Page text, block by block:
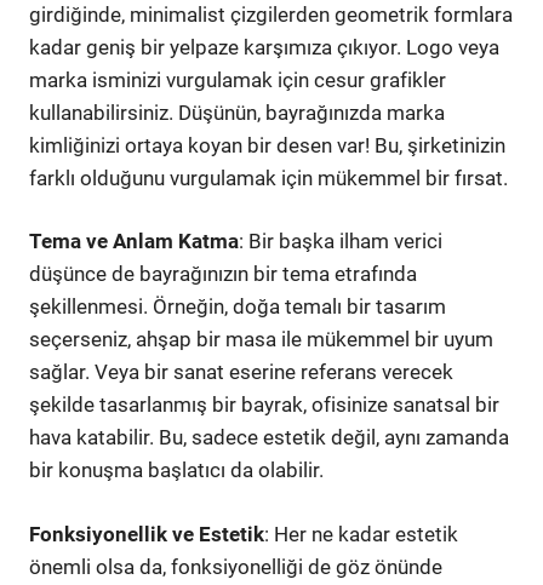
girdiğinde, minimalist çizgilerden geometrik formlara
kadar geniş bir yelpaze karşımıza çıkıyor. Logo veya
marka isminizi vurgulamak için cesur grafikler
kullanabilirsiniz. Düşünün, bayrağınızda marka
kimliğinizi ortaya koyan bir desen var! Bu, şirketinizin
farklı olduğunu vurgulamak için mükemmel bir fırsat.
Tema ve Anlam Katma: Bir başka ilham verici
düşünce de bayrağınızın bir tema etrafında
şekillenmesi. Örneğin, doğa temalı bir tasarım
seçerseniz, ahşap bir masa ile mükemmel bir uyum
sağlar. Veya bir sanat eserine referans verecek
şekilde tasarlanmış bir bayrak, ofisinize sanatsal bir
hava katabilir. Bu, sadece estetik değil, aynı zamanda
bir konuşma başlatıcı da olabilir.
Fonksiyonellik ve Estetik: Her ne kadar estetik
önemli olsa da, fonksiyonelliği de göz önünde